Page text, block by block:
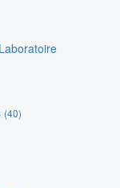
(40)